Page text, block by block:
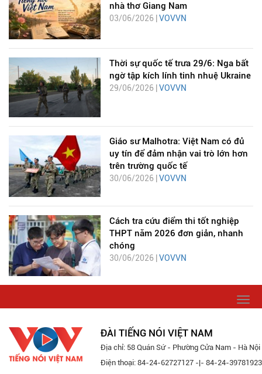
nhà thơ Giang Nam
03/06/2026 | VOVVN
Thời sự quốc tế trưa 29/6: Nga bất
ngờ tập kích lính tinh nhuệ Ukraine
29/06/2026 | VOVVN
Giáo sư Malhotra: Việt Nam có đủ
uy tín để đảm nhận vai trò lớn hơn
trên trường quốc tế
30/06/2026 | VOVVN
Cách tra cứu điểm thi tốt nghiệp
THPT năm 2026 đơn giản, nhanh
chóng
30/06/2026 | VOVVN
ĐÀI TIẾNG NÓI VIỆT NAM
Địa chỉ: 58 Quán Sứ - Phường Cửa Nam - Hà Nội
Điện thoại: 84-24-62727127 -|- 84-24-39781923